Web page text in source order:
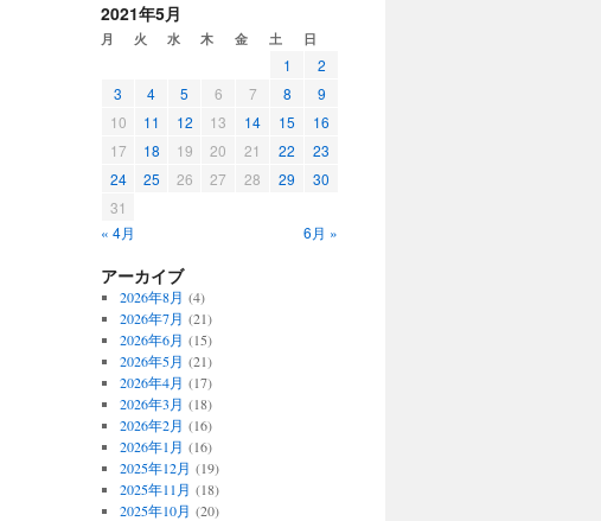
2021年5月
月 火 水 木 金 土 日
1
2
3
4 5 6 7 8
9
10
11 12 13 14 15
16
17
18 19 20 21 22
23
24
25 26 27 28 29
30
31
« 4月
6月 »
アーカイブ
2026年8月 (4)
2026年7月 (21)
2026年6月 (15)
2026年5月 (21)
2026年4月 (17)
2026年3月 (18)
2026年2月 (16)
2026年1月 (16)
2025年12月 (19)
2025年11月 (18)
2025年10月 (20)